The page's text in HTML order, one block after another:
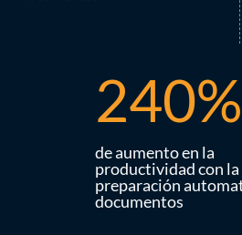
240%
de aumento en la
productividad con la
preparación
documentos